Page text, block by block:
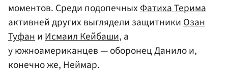
моментов. Среди подопечныхФатиха Терима
активней других выглядели защитникиОзан
ТуфаниИсмаил Кейбаши, а
у южноамериканцев — оборонец Данило и,
конечно же, Неймар.